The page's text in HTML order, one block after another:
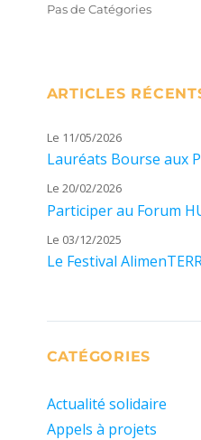
Pas de Catégories
ARTICLES
Le 11/05/2026
Lauréats Bourse aux
Le 20/02/2026
Participer au Forum
Le 03/12/2025
Le Festival
CATÉGORIES
Actualité solidaire
Appels à projets